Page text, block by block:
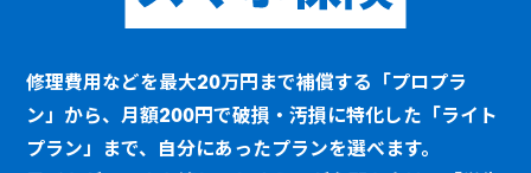
修理費用などを最大20万円まで補償する「プロプラ
ン」から、月額200円で破損・汚損に特化した「ライト
プラン」まで、自分にあったプランを選べます。